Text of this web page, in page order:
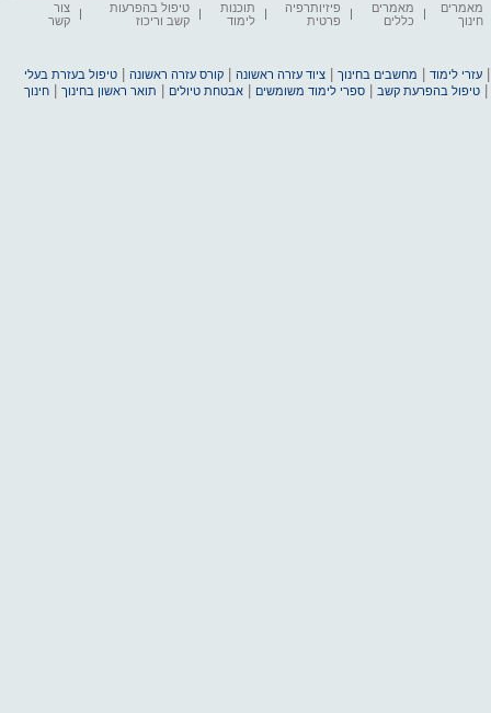
מאמרים
חינוך
מאמרים
כללים
פיזיותרפיה
פרטית
תוכנות
לימוד
טיפול בהפרעות
קשב וריכוז
צור
קשר
עזרי לימוד מחשבים בחינוך |ציוד עזרה ראשונה |קורס עזרה ראשונה |טיפול בעזרת בעלי
|טיפול בהפרעת קשב |ספרי לימוד משומשים |אבטחת טיולים תואר ראשון בחינוך |חינוך